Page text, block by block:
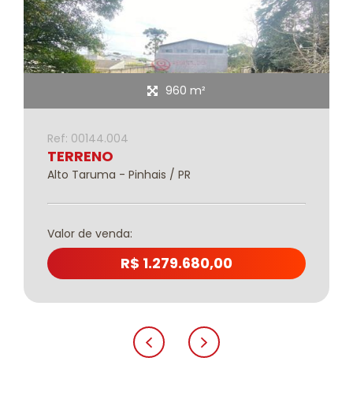
960 m²
Ref: 00144.004
TERRENO
Alto Taruma - Pinhais / PR
Valor de venda:
R$ 1.279.680,00